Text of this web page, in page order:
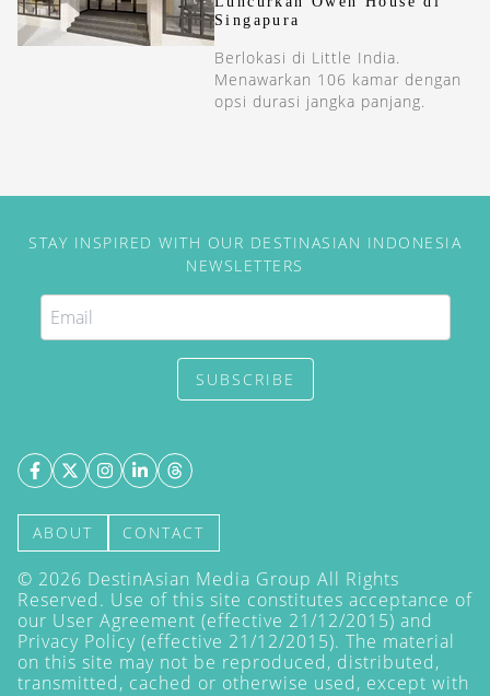
Singapura
Berlokasi di Little India.
Menawarkan 106 kamar dengan
opsi durasi jangka panjang.
STAY INSPIRED WITH OUR DESTINASIAN INDONESIA
NEWSLETTERS
SUBSCRIBE
ABOUT CONTACT
© 2026 DestinAsian Media Group All Rights
Reserved. Use of this site constitutes acceptance of
our User Agreement (effective 21/12/2015) and
Privacy Policy (effective 21/12/2015). The material
on this site may not be reproduced, distributed,
transmitted, cached or otherwise used, except with